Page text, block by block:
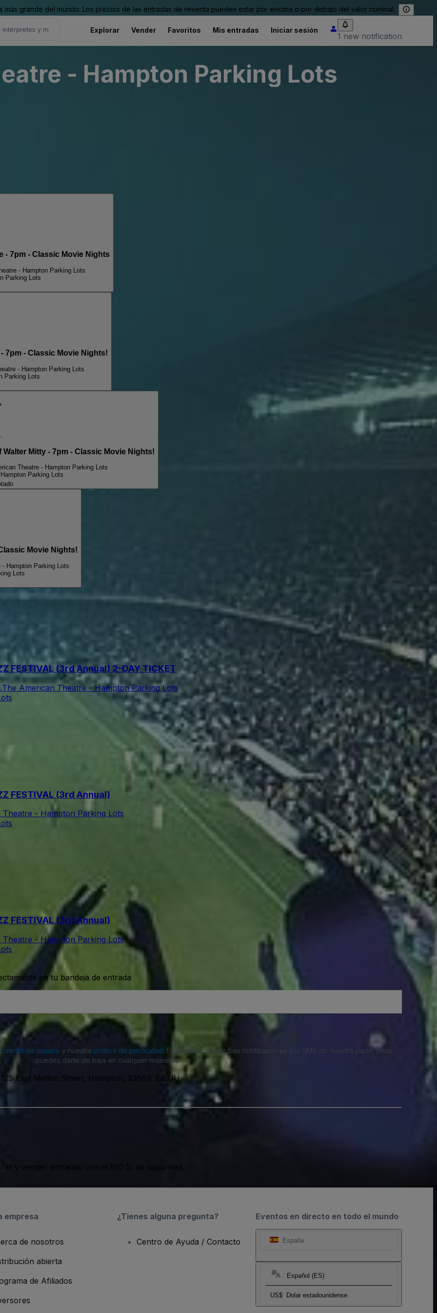
grande del mundo. Los precios de las entradas de reventa pueden estar por encima o por debajo del valor nominal.
Explorar Vender Favoritos Mis entradas Iniciar sesión
1 new notification
- Hampton Parking Lots
PARKING PASSES ONLY The Muppet Movie - 7pm - Classic Movie Nights
- Hampton Parking Lots
Parking Lots
7pm - Classic Movie Nights!
- Hampton Parking Lots
Parking Lots
Walter Mitty - 7pm - Classic Movie Nights!
Theatre - Hampton Parking Lots
Parking Lots
Movie Nights!
Hampton Parking Lots
Lots
FESTIVAL (3rd Annual) 2-DAY TICKET
The American Theatre - Hampton Parking Lots
FESTIVAL (3rd Annual)
Theatre - Hampton Parking Lots
FESTIVAL (3rd Annual)
Theatre - Hampton Parking Lots
en tu bandeja de entrada
de usuario y nuestra política de privacidad. Es posible que recibas notificaciones por SMS de nuestra parte, pero
puedes darte de baja en cualquier momento.
125 East Mellen Street, Hampton, 23663, EE.UU.
y vender entradas con el 100 % de seguridad.
Eventos en directo en todo el mundo
España
Español (ES)
US$ Dolar estadounidense
empresa
de nosotros
abierta
de Afiliados
¿Tienes alguna pregunta?
Centro de Ayuda / Contacto